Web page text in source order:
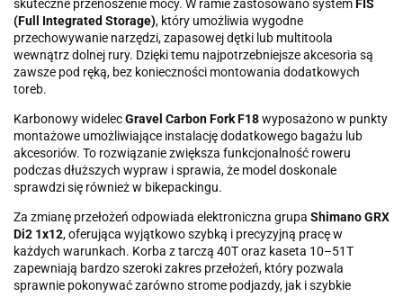
skuteczne przenoszenie mocy. W ramie zastosowano systemFIS
(Full Integrated Storage), który umożliwia wygodne
przechowywanie narzędzi, zapasowej dętki lub multitoola
wewnątrz dolnej rury. Dzięki temu najpotrzebniejsze akcesoria są
zawsze pod ręką, bez konieczności montowania dodatkowych
toreb.
Karbonowy widelecGravel Carbon Fork F18wyposażono w punkty
montażowe umożliwiające instalację dodatkowego bagażu lub
akcesoriów. To rozwiązanie zwiększa funkcjonalność roweru
podczas dłuższych wypraw i sprawia, że model doskonale
sprawdzi się również w bikepackingu.
Za zmianę przełożeń odpowiada elektroniczna grupa Shimano GRX
Di2 1x12, oferująca wyjątkowo szybką i precyzyjną pracę w
każdych warunkach. Korba z tarczą 40T oraz kaseta 10–51T
zapewniają bardzo szeroki zakres przełożeń, który pozwala
sprawnie pokonywać zarówno strome podjazdy, jak i szybkie